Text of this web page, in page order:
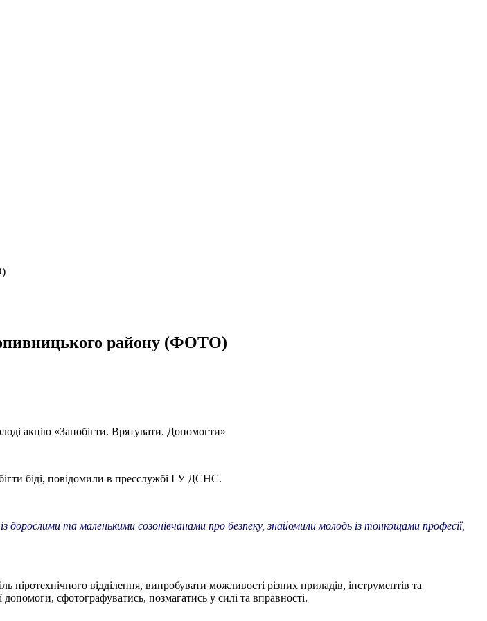
району (ФОТО)
акцію «Запобігти. Врятувати. Допомогти»
біді, повідомили в пресслужбі ГУ ДСНС.
дорослими та маленькими созонівчанами про безпеку, знайомили молодь із тонкощами професії,
відділення, випробувати можливості різних приладів, інструментів та
сфотографуватись, позмагатись у силі та вправності.